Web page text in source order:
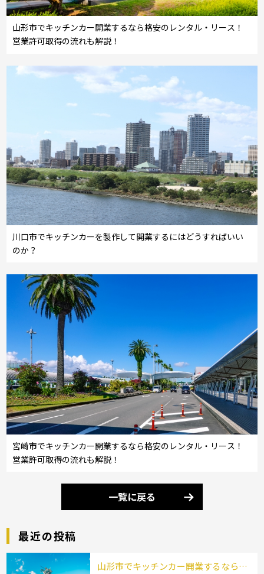
山形市でキッチンカー開業するなら格安のレンタル・リース！
営業許可取得の流れも解説！
川口市でキッチンカーを製作して開業するにはどうすればいい
のか？
宮崎市でキッチンカー開業するなら格安のレンタル・リース！
営業許可取得の流れも解説！
一覧に戻る
最近の投稿
山形市でキッチンカー開業するなら格